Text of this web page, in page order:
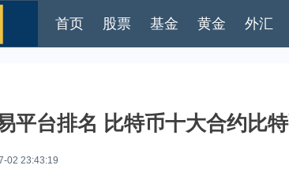
首页 股票 基金 黄金 外汇
平台排名 比特币十大合约比
02 23:43:19